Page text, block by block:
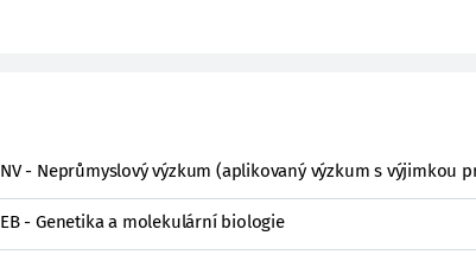
NV - Neprůmyslový výzkum (aplikovaný výzkum s výjimkou
EB - Genetika a molekulární biologie